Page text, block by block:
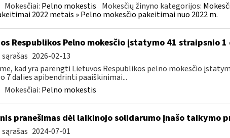
Mokesčiai: Pelno mokestis Mokesčių žinyno kategorijos:
2022 metais » Pelno mokesčio pakeitimai nuo 2022 m.
Respublikos Pelno mokesčio įstatymo 41 straipsnio 1
2026-02-13
kad yra parengti Lietuvos Respublikos pelno mokesčio
7 dalies apibendrinti paaiškinimai...
Mokesčiai: Pelno mokestis
pranešimas dėl laikinojo solidarumo įnašo taikymo
2024-07-01